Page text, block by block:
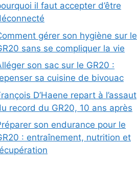
il faut accepter d’être
gérer son hygiène sur le
sans se compliquer la vie
son sac sur le GR20 :
sa cuisine de bivouac
D’Haene repart à l’assaut
record du GR20, 10 ans après
son endurance pour le
: entraînement, nutrition et